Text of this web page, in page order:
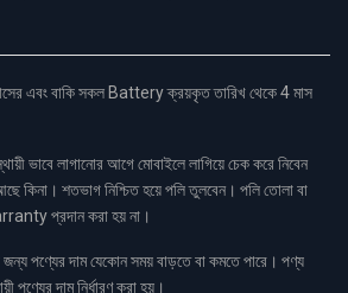
এবং বাকি সকল Battery ক্রয়কৃত তারিখ থেকে 4 মাস
ভাবে লাগানোর আগে মোবাইলে লাগিয়ে চেক করে নিবেন
কিনা। শতভাগ নিশ্চিত হয়ে পলি তুলবেন। পলি তোলা বা
প্রদান করা হয় না।
পণ্যের দাম যেকোন সময় বাড়তে বা কমতে পারে। পণ্য
পণ্যের দাম নির্ধারণ করা হয়।